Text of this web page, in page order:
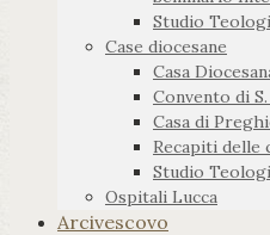
Studio
Case diocesane
Casa
Convento di
Casa di
Recapiti delle
Studio
Ospitali Lucca
Arcivescovo